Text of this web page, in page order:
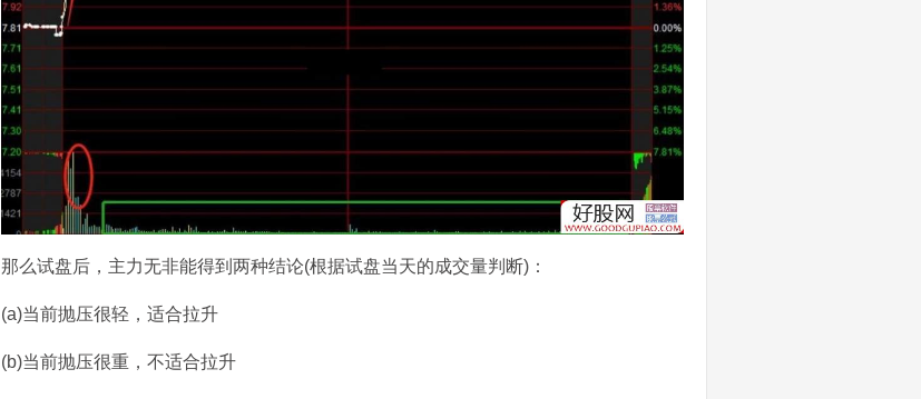
那么试盘后，主力无非能得到两种结论(根据试盘当天的成交量判断)：
(a)当前抛压很轻，适合拉升
(b)当前抛压很重，不适合拉升